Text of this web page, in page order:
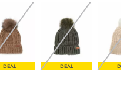
DEAL DEAL